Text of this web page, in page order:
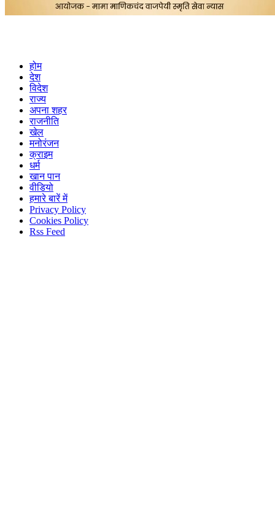
होम
देश
विदेश
राज्य
अपना शहर
राजनीति
खेल
मनोरंजन
क्राइम
धर्म
खान पान
वीडियो
हमारे बारें में
Privacy Policy
Cookies Policy
Rss Feed